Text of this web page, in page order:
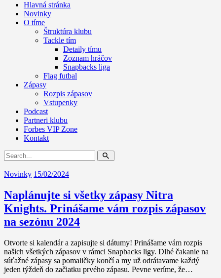
Hlavná stránka
Novinky
O tíme
Štruktúra klubu
Tackle tím
Detaily tímu
Zoznam hráčov
Snapbacks liga
Flag futbal
Zápasy
Rozpis zápasov
Vstupenky
Podcast
Partneri klubu
Forbes VIP Zone
Kontakt
Novinky 15/02/2024
Naplánujte si všetky zápasy Nitra
Knights. Prinášame vám rozpis zápasov
na sezónu 2024
Otvorte si kalendár a zapisujte si dátumy! Prinášame vám rozpis
našich všetkých zápasov v rámci Snapbacks ligy. Dlhé čakanie na
súťažné zápasy sa pomaličky končí a my už odrátavame každý
jeden týždeň do začiatku prvého zápasu. Pevne veríme, že…